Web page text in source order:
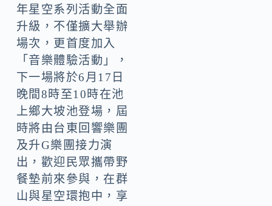
年星空系列活動全面
升級，不僅擴大舉辦
場次，更首度加入
「音樂體驗活動」，
下一場將於6月17日
晚間8時至10時在池
上鄉大坡池登場，屆
時將由台東回響樂團
及升G樂團接力演
出，歡迎民眾攜帶野
餐墊前來參與，在群
山與星空環抱中，享